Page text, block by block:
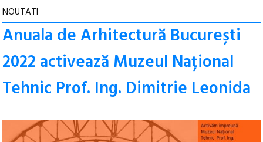
NOUTATI
Anuala de Arhitectură București
2022 activează Muzeul Național
Tehnic Prof. Ing. Dimitrie Leonida